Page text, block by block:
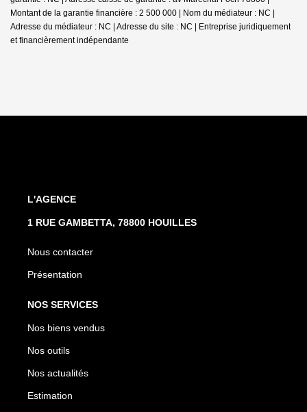
Montant de la garantie financière : 2 500 000 | Nom du médiateur : NC |
Adresse du médiateur : NC | Adresse du site : NC | Entreprise juridiquement
et financièrement indépendante
L'AGENCE
1 RUE GAMBETTA, 78800 HOUILLES
Nous contacter
Présentation
NOS SERVICES
Nos biens vendus
Nos outils
Nos actualités
Estimation